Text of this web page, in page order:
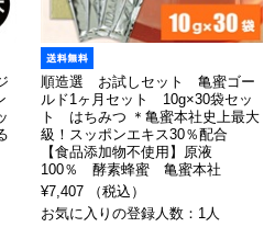
順造選 お試しセット 亀蜜ゴー
ルド1ヶ月セット 10g×30袋セッ
ト はちみつ ＊亀蜜本社史上最大
級！スッポンエキス30％配合
【食品添加物不使用】原液
100％ 酵素蜂蜜 亀蜜本社
¥7,407 （税込）
お気に入りの登録人数：1人